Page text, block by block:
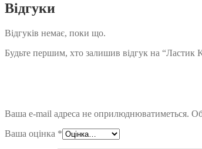
Відгуки
Відгуків немає, поки що.
Будьте першим, хто залишив відгук на “Ластик
Ваша e-mail адреса не оприлюднюватиметься.
Ваша оцінка *